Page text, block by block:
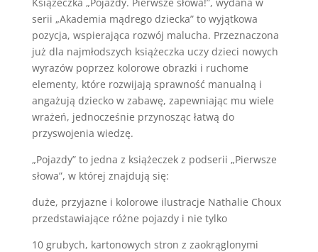
serii „Akademia mądrego dziecka” to wyjątkowa
pozycja, wspierająca rozwój malucha. Przeznaczona
już dla najmłodszych książeczka uczy dzieci nowych
wyrazów poprzez kolorowe obrazki i ruchome
elementy, które rozwijają sprawność manualną i
angażują dziecko w zabawę, zapewniając mu wiele
wrażeń, jednocześnie przynosząc łatwą do
przyswojenia wiedzę.
„Pojazdy” to jedna z książeczek z podserii „Pierwsze
słowa”, w której znajdują się:
duże, przyjazne i kolorowe ilustracje Nathalie Choux
przedstawiające różne pojazdy i nie tylko
10 grubych, kartonowych stron z zaokrąglonymi